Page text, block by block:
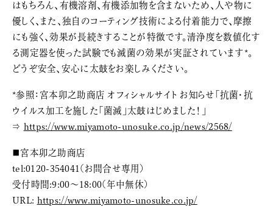
はもちろん、有機溶剤、有機添加物を含まないため、人や物に
優しく、また、独自のコーティング技術による付着能力で、摩擦
にも強く、効果が長続きすることが特徴です。清浄度を数値化す
る測定器を使った試験でも滅菌の効果が実証されています*。
どうぞ安全、安心に太鼓をお楽しみください。
*参照：宮本卯之助商店 オフィシャルサイト お知らせ「抗菌・抗
ウイルス加工を施した「菌滅」太鼓はじめました！」
⇒ https://www.miyamoto-unosuke.co.jp/news/2568/
■宮本卯之助商店
tel:0120-354041(お問合せ専用)
受付時間:9:00〜18:00(年中無休)
URL: https://www.miyamoto-unosuke.co.jp/